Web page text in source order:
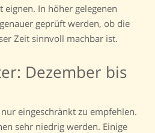
eignen. In höher gelegenen
geprüft werden, ob die
Zeit sinnvoll machbar ist.
Dezember bis
eingeschränkt zu empfehlen.
sehr niedrig werden. Einige